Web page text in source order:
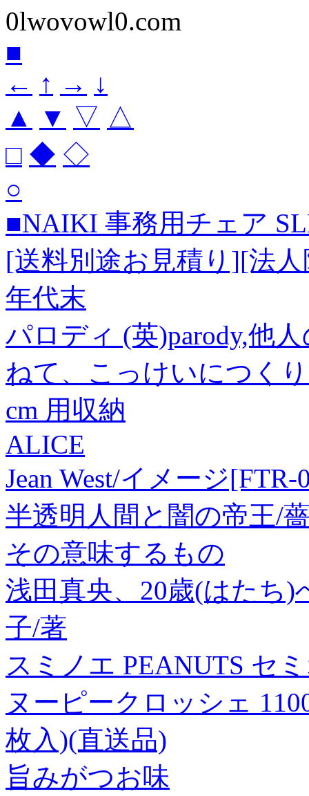
0lwovowl0.com
■
← ↑ → ↓
▲
▼ ▽ △
□ ◆ ◇
○
■NAIKI 事務用チェア
[送料別途お見積り][法
年代末
パロディ (英)parody,他
ねて、こっけいにつく
cm 用収納
ALICE
Jean West/イメージ[FTR-
半透明人間と闇の帝王/
その意味するもの
浅田真央、20歳(はたち
子/著
スミノエ PEANUTS セ
ヌーピークロッシェ
枚入)(直送品)
旨みがつお味